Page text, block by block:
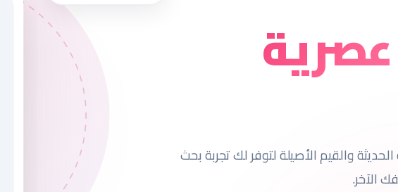
والقيم الأصيلة لتوفر لك تجربة بحث
الآخر.